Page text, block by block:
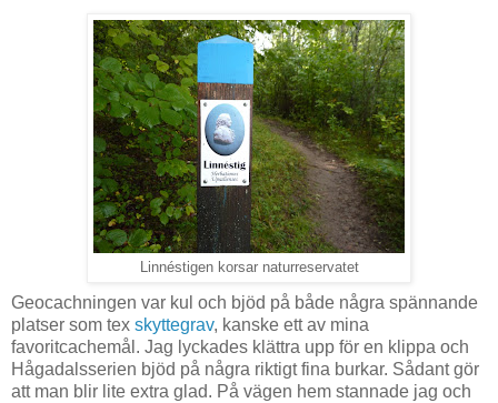
Linnéstigen korsar naturreservatet
Geocachningen var kul och bjöd på både några spännande
platser som tex skyttegrav, kanske ett av mina
favoritcachemål. Jag lyckades klättra upp för en klippa och
Hågadalsserien bjöd på några riktigt fina burkar. Sådant gör
att man blir lite extra glad. På vägen hem stannade jag och